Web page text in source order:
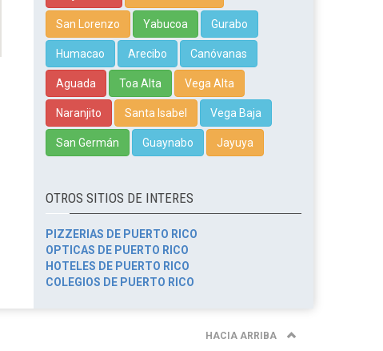
San Lorenzo Yabucoa Gurabo
Humacao Arecibo Canóvanas
Aguada Toa Alta Vega Alta
Naranjito Santa Isabel Vega Baja
San Germán Guaynabo Jayuya
OTROS SITIOS DE INTERES
PIZZERIAS DE PUERTO RICO
OPTICAS DE PUERTO RICO
HOTELES DE PUERTO RICO
COLEGIOS DE PUERTO RICO
HACIA ARRIBA